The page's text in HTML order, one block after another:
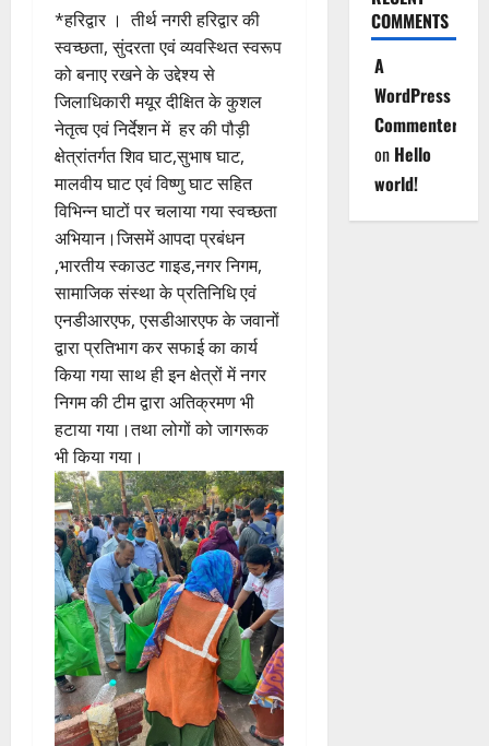
*हरिद्वार । तीर्थ नगरी हरिद्वार की
स्वच्छता, सुंदरता एवं व्यवस्थित स्वरूप
को बनाए रखने के उद्देश्य से
जिलाधिकारी मयूर दीक्षित के कुशल
नेतृत्व एवं निर्देशन में हर की पौड़ी
क्षेत्रांतर्गत शिव घाट,सुभाष घाट,
मालवीय घाट एवं विष्णु घाट सहित
विभिन्न घाटों पर चलाया गया स्वच्छता
अभियान।जिसमें आपदा प्रबंधन
,भारतीय स्काउट गाइड,नगर निगम,
सामाजिक संस्था के प्रतिनिधि एवं
एनडीआरएफ, एसडीआरएफ के जवानों
द्वारा प्रतिभाग कर सफाई का कार्य
किया गया साथ ही इन क्षेत्रों में नगर
निगम की टीम द्वारा अतिक्रमण भी
हटाया गया।तथा लोगों को जागरूक
भी किया गया।
COMMENTS
A
WordPress
Commenter
on Hello
world!